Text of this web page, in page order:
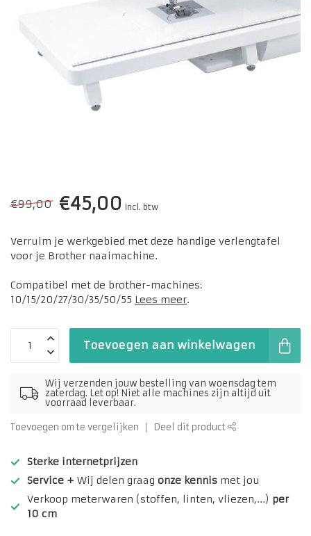
€99,00 €45,00 Incl. btw
Verruim je werkgebied met deze handige verlengtafel
voor je Brother naaimachine.
Compatibel met de brother-machines:
10/15/20/27/30/35/50/55 Lees meer.
Toevoegen aan winkelwagen
Wij verzenden jouw bestelling van woensdag tem
zaterdag. Let op! Niet alle machines zijn altijd uit
voorraad leverbaar.
Toevoegen om te vergelijken Deel dit product
Sterke internetprijzen
Service + Wij delen graag onze kennis met jou
Verkoop meterwaren (stoffen, linten, vliezen,...) per
10 cm